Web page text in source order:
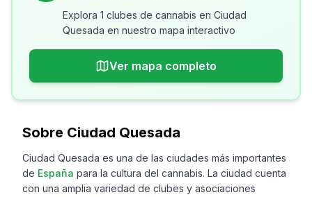
Explora 1 clubes de cannabis en Ciudad
Quesada en nuestro mapa interactivo
Ver mapa completo
Sobre Ciudad Quesada
Ciudad Quesada es una de las ciudades más importantes
de España para la cultura del cannabis. La ciudad cuenta
con una amplia variedad de clubes y asociaciones